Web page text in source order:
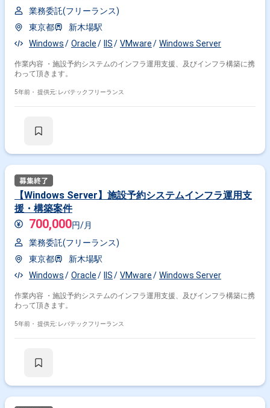
業務委託(フリーランス)
東京都
新木場駅
Windows
Oracle IIS VMware Windows Server
作業内容 ・施設予約システムのインフラ運用支援、及びインフラ構築に携
わって頂きます。
5年前・ 提供元: レバテックフリーランス
【Windows Server】施設予約システムインフラ運用支
援・構築案件
700,000円/月
業務委託(フリーランス)
東京都
新木場駅
Windows
Oracle IIS VMware Windows Server
作業内容 ・施設予約システムのインフラ運用支援、及びインフラ構築に携
わって頂きます。
5年前・ 提供元: レバテックフリーランス